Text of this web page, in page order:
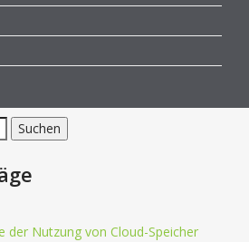
der Nutzung von Cloud-Speicher